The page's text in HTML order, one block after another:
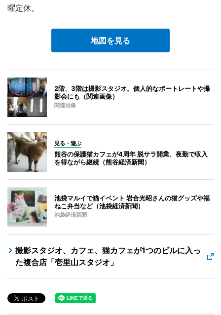
曜定休。
地図を見る
2階、3階は撮影スタジオ。個人的なポートレートや撮
影会にも（関連画像）
関連画像
見る・遊ぶ
熊谷の保護猫カフェが4周年 脱サラ開業、夜勤で収入
を得ながら継続（熊谷経済新聞）
池袋マルイで猫イベント 岩合光昭さんの猫グッズや福
ねこ弁当など（池袋経済新聞）
池袋経済新聞
撮影スタジオ、カフェ、猫カフェが1つのビルに入っ
た複合店「壱里山スタジオ」